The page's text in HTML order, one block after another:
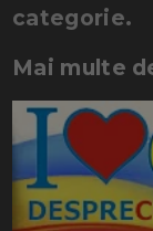
categorie.
Mai multe